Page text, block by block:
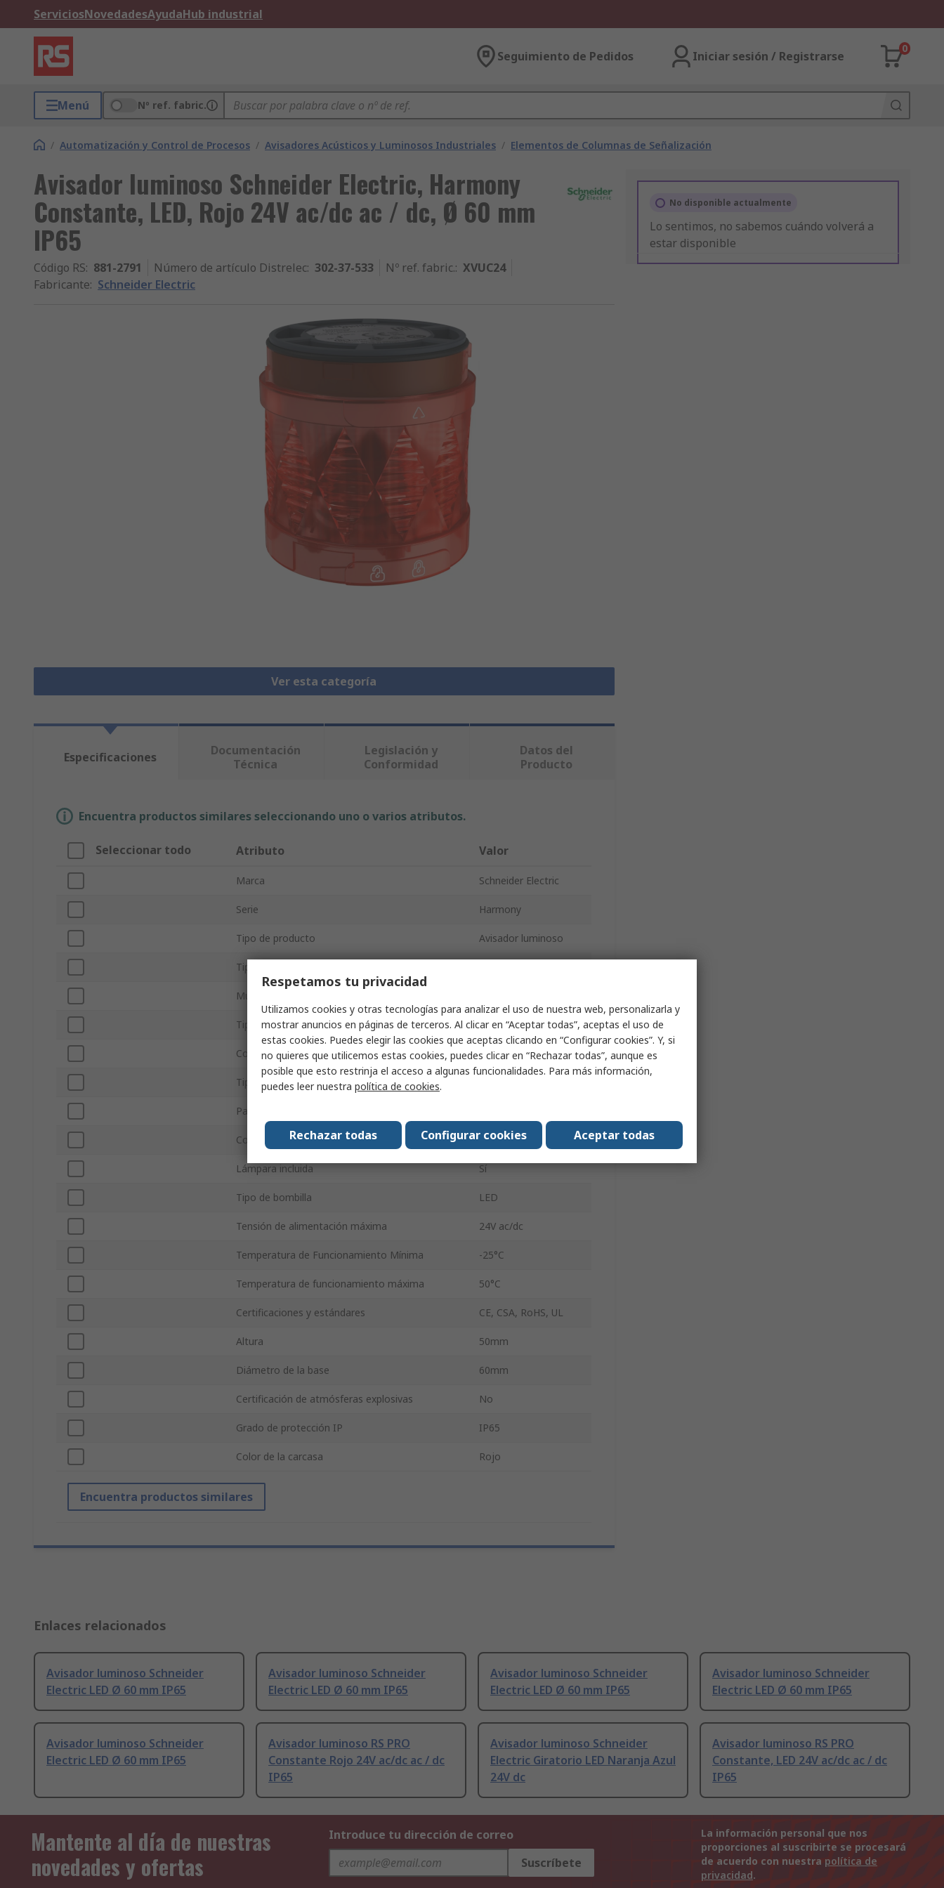
ServiciosNovedadesAyudaHub industrial
Seguimiento de Pedidos Iniciar sesión / Registrarse
0
Menú Nº ref. fabric.
/ Automatización y Control de Procesos / Avisadores Acústicos y Luminosos Industriales / Elementos de Columnas de Señalización
Avisador luminoso Schneider Electric, Harmony
Constante, LED, Rojo 24V ac/dc ac / dc, Ø 60 mm
IP65
Código RS: 881-2791 Número de artículo Distrelec: 302-37-533 Nº ref. fabric.: XVUC24
Fabricante: Schneider Electric
Ver esta categoría
No disponible actualmente
Lo sentimos, no sabemos cuándo volverá a
estar disponible
Especificaciones
Documentación
Técnica
Legislación y
Conformidad
Datos del
Producto
Encuentra productos similares seleccionando uno o varios atributos.
Seleccionar todo Atributo Valor
Marca Schneider Electric
Serie Harmony
Tipo de producto Avisador luminoso
Tipo de componente
Multifunción
Tipo de corriente ac / dc
Consumo de Corriente 40mA
Tipo de montaje
Patrón luminoso
Color de la lente Rojo
Lámpara incluida Sí
Tipo de bombilla LED
Tensión de alimentación máxima 24V ac/dc
Temperatura de Funcionamiento Mínima -25°C
Temperatura de funcionamiento máxima 50°C
Certificaciones y estándares CE, CSA, RoHS, UL
Altura 50mm
Diámetro de la base 60mm
Certificación de atmósferas explosivas No
Grado de protección IP IP65
Color de la carcasa Rojo
Encuentra productos similares
Enlaces relacionados
Avisador luminoso Schneider
Electric LED Ø 60 mm IP65
Avisador luminoso Schneider
Electric LED Ø 60 mm IP65
Avisador luminoso Schneider
Electric LED Ø 60 mm IP65
Avisador luminoso Schneider
Electric LED Ø 60 mm IP65
Avisador luminoso Schneider
Electric LED Ø 60 mm IP65
Avisador luminoso RS PRO
Constante Rojo 24V ac/dc ac / dc
IP65
Avisador luminoso Schneider
Electric Giratorio LED Naranja Azul
24V dc
Avisador luminoso RS PRO
Constante, LED 24V ac/dc ac / dc
IP65
Mantente al día de nuestras
novedades y ofertas
Introduce tu dirección de correo
Suscríbete
La información personal que nos
proporciones al suscribirte se procesará
de acuerdo con nuestra política de
privacidad.
Respetamos tu privacidad
Utilizamos cookies y otras tecnologías para analizar el uso de nuestra web, personalizarla y
mostrar anuncios en páginas de terceros. Al clicar en “Aceptar todas”, aceptas el uso de
estas cookies. Puedes elegir las cookies que aceptas clicando en “Configurar cookies”. Y, si
no quieres que utilicemos estas cookies, puedes clicar en “Rechazar todas”, aunque es
posible que esto restrinja el acceso a algunas funcionalidades. Para más información,
puedes leer nuestra política de cookies.
Aceptar todas
Configurar cookies
Rechazar todas